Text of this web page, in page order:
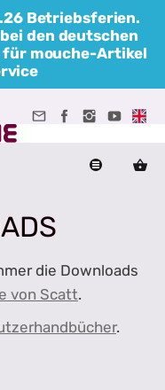
Betriebsferien.
den deutschen
für mouche-Artikel
die Downloads
von Scatt.
.